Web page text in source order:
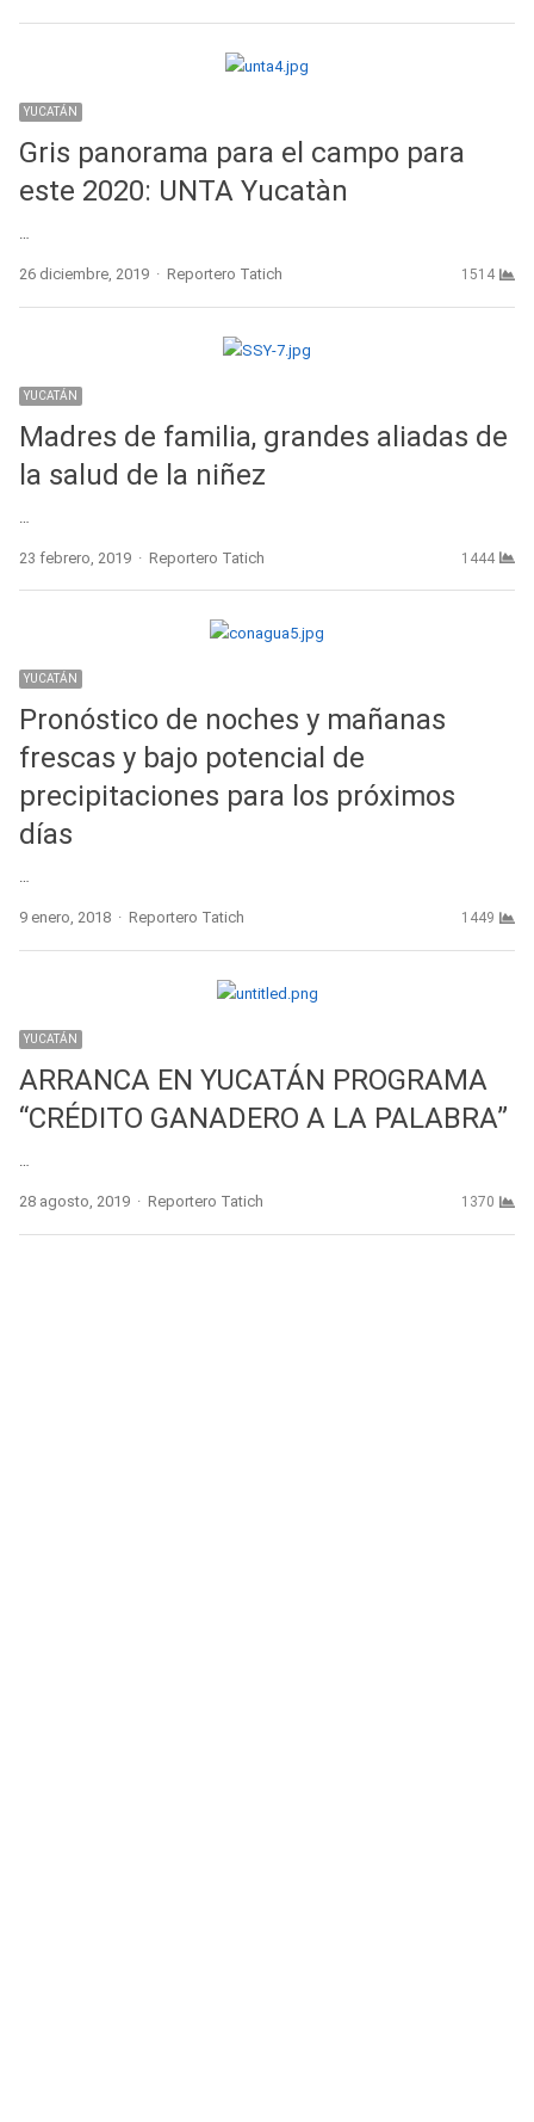
YUCATÁN
Gris panorama para el campo para
este 2020: UNTA Yucatàn
26 diciembre, 2019 Author
Reportero Tatich 1514
YUCATÁN
Madres de familia, grandes aliadas de
la salud de la niñez
23 febrero, 2019 Author
Reportero Tatich 1444
YUCATÁN
Pronóstico de noches y mañanas
frescas y bajo potencial de
precipitaciones para los próximos
días
…
9 enero, 2018 Author
Reportero Tatich 1449
YUCATÁN
ARRANCA EN YUCATÁN PROGRAMA
“CRÉDITO GANADERO A LA PALABRA”
…
28 agosto, 2019 Author
Reportero Tatich 1370